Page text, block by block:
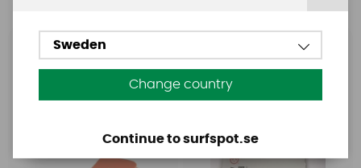
Base Rechargeable
Aquasure FD
Sweden
Change country
Continue to surfspot.se